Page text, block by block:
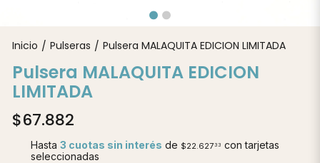
Inicio / Pulseras / Pulsera MALAQUITA EDICION LIMITADA
Pulsera MALAQUITA EDICION
LIMITADA
$67.882
Hasta 3 cuotas sin interés de $22.62733 con tarjetas
seleccionadas